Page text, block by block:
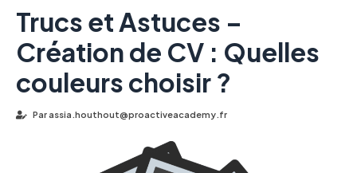
Trucs et Astuces –
Création de CV : Quelles
couleurs choisir ?
Parassia.houthout@proactiveacademy.fr